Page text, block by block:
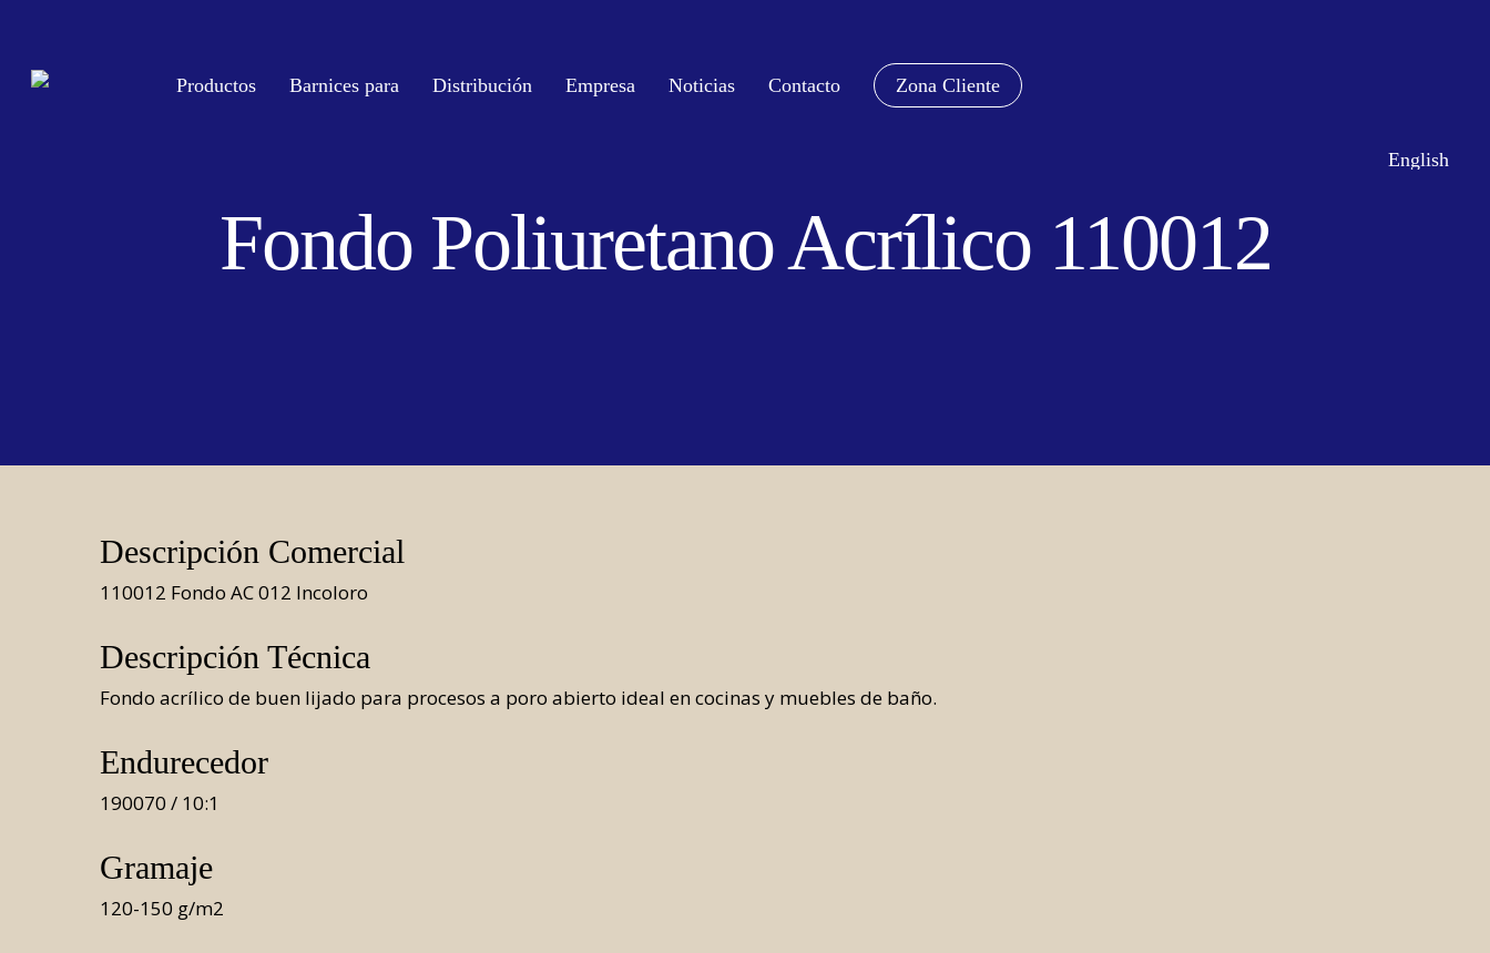
main
Productos Barnices para Distribución Empresa Noticias Contacto Zona Cliente
English
Fondo Poliuretano Acrílico 110012
Descripción Comercial
110012 Fondo AC 012 Incoloro
Descripción Técnica
Fondo acrílico de buen lijado para procesos a poro abierto ideal en cocinas y muebles de baño.
Endurecedor
190070 / 10:1
Gramaje
120-150 g/m2